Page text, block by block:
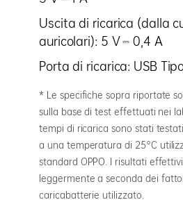
Uscita di ricarica (dalla
auricolari): 5 V ⎓ 0,4 A
Porta di ricarica: USB
* Le specifiche sopra riportate
sulla base di test effettuati nei
tempi di ricarica sono stati
a una temperatura di 25°C
standard OPPO. I risultati
leggermente a seconda dei
caricabatterie utilizzato.